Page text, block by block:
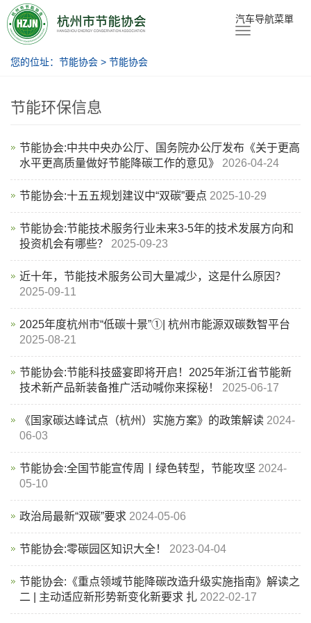
节能协会 汽车导航菜單
您的位址： 节能协会 > 节能协会
节能环保信息
节能协会:中共中央办公厅、国务院办公厅发布《关于更高
水平更高质量做好节能降碳工作的意见》
2026-04-24
节能协会:十五五规划建议中“双碳”要点 2025-10-29
节能协会:节能技术服务行业未来3-5年的技术发展方向和
投资机会有哪些？
2025-09-23
近十年，节能技术服务公司大量减少，这是什么原因？
2025-09-11
2025年度杭州市“低碳十景”①| 杭州市能源双碳数智平台
2025-08-21
节能协会:节能科技盛宴即将开启！2025年浙江省节能新
技术新产品新装备推广活动喊你来探秘！
2025-06-17
《国家碳达峰试点（杭州）实施方案》的政策解读 2024-
06-03
节能协会:全国节能宣传周丨绿色转型，节能攻坚 2024-
05-10
政治局最新“双碳”要求 2024-05-06
节能协会:零碳园区知识大全！ 2023-04-04
节能协会:《重点领域节能降碳改造升级实施指南》解读之
二 | 主动适应新形势新变化新要求 扎 2022-02-17